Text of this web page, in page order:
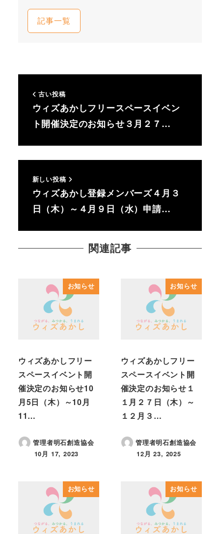
記事一覧
古い投稿
ウィズあかしフリースペースイベン
ト開催決定のお知らせ３月２７…
新しい投稿
ウィズあかし登録メンバーズ４月３
日（木）～４月９日（水）申請…
関連記事
お知らせ
ウィズあかしフリー
スペースイベント開
催決定のお知らせ10
月5日（木）～10月
11…
管理者明石創造協会
投稿日
10月 17, 2023
お知らせ
ウィズあかしフリー
スペースイベント開
催決定のお知らせ１
１月２７日（木）～
１２月３…
管理者明石創造協会
投稿日
12月 23, 2025
お知らせ お知らせ